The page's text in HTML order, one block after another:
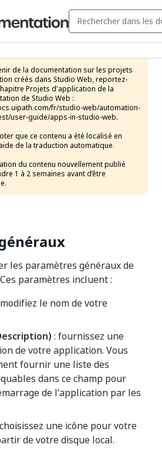
de la documentation sur les projets
créés dans Studio Web, reportez-
Projets d'application de la
de Studio Web :
fr/studio-web/automation-
user-guide/apps-in-studio-web.
que ce contenu a été localisé en
de la traduction automatique.
du contenu nouvellement publié
1 à 2 semaines avant d’être
les paramètres généraux de
paramètres incluent :
le nom de votre
: fournissez une
de votre application. Vous
fournir une liste des
dans ce champ pour
de l'application par les
une icône pour votre
de votre disque local.